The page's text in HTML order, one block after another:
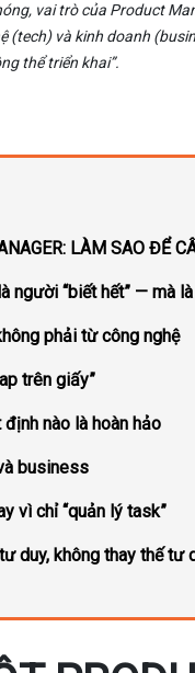
vai trò của Product
và kinh doanh
thể triển khai”.
LÀM SAO ĐỂ
người “biết hết” — mà
phải từ công nghệ
trên giấy”
nào là hoàn hảo
business
vì chỉ “quản lý task”
duy, không thay thế tư